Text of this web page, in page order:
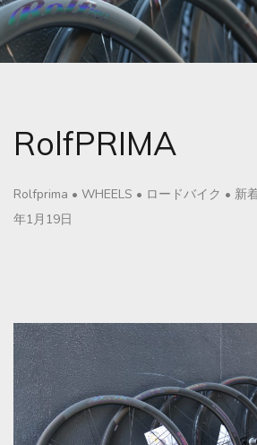
RolfPRIMA
Rolfprima • WHEELS • ロードバイク • 新
年1月19日